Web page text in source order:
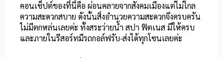
คอนเซ็ปต์ของที่นี่คือ ผ่อนคลายจากสังคมเมืองแต่ไม่ไกล
ความสะดวกสบาย ดังนั้นสิ่งอำนวยความสะดวกจึงครบครัน
ไม่มีตกหล่นเลยค่ะ ทั้งสระว่ายน้ำ สปา ฟิตเนส มีให้ครบ
และภายในรีสอร์ทมีรถกอล์ฟรับ-ส่งได้ทุกโซนเลยค่ะ